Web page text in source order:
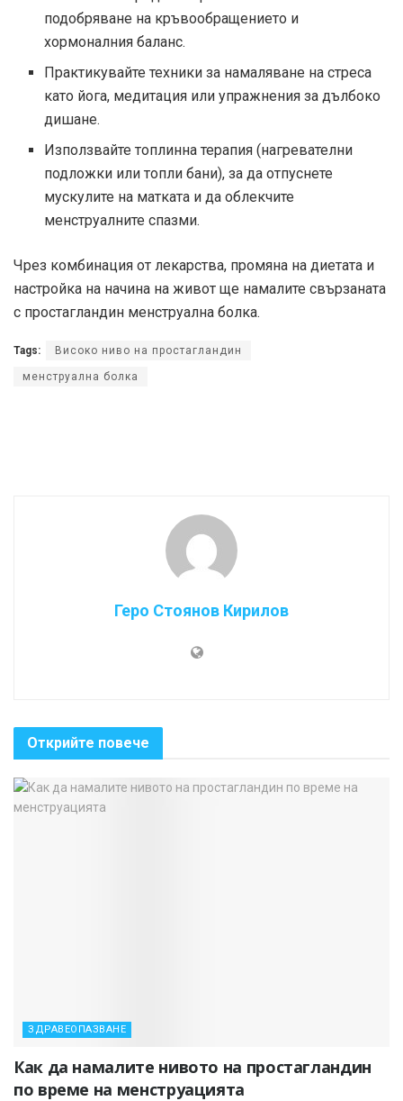
подобряване на кръвообращението и
хормоналния баланс.
Практикувайте техники за намаляване на стреса
като йога, медитация или упражнения за дълбоко
дишане.
Използвайте топлинна терапия (нагревателни
подложки или топли бани), за да отпуснете
мускулите на матката и да облекчите
менструалните спазми.
Чрез комбинация от лекарства, промяна на диетата и
настройка на начина на живот ще намалите свързаната
с простагландин менструална болка.
Tags: Високо ниво на простагландин
менструална болка
Геро Стоянов Кирилов
Открийте повече
ЗДРАВЕОПАЗВАНЕ
Как да намалите нивото на простагландин
по време на менструацията